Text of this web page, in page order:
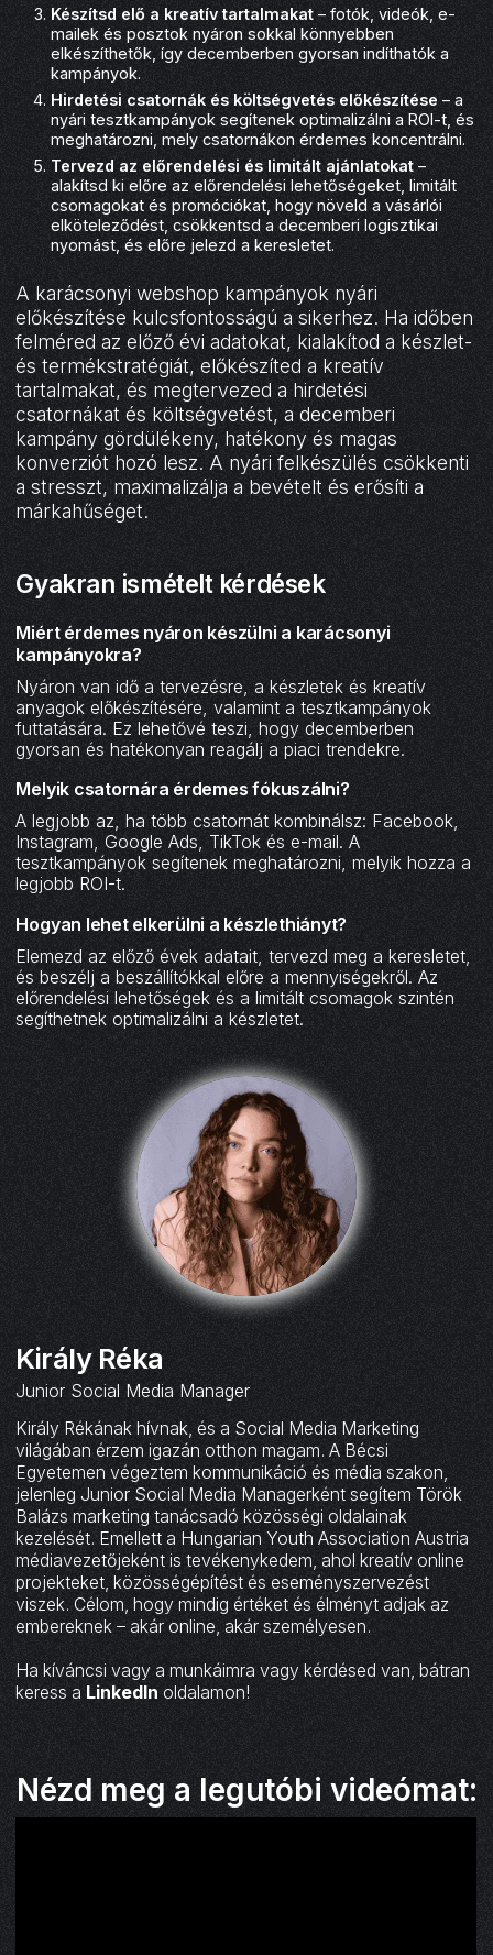
Készítsd elő a kreatív tartalmakat – fotók, videók, e-
mailek és posztok nyáron sokkal könnyebben
elkészíthetők, így decemberben gyorsan indíthatók a
kampányok.
Hirdetési csatornák és költségvetés előkészítése – a
nyári tesztkampányok segítenek optimalizálni a ROI-t, és
meghatározni, mely csatornákon érdemes koncentrálni.
Tervezd az előrendelési és limitált ajánlatokat –
alakítsd ki előre az előrendelési lehetőségeket, limitált
csomagokat és promóciókat, hogy növeld a vásárlói
elköteleződést, csökkentsd a decemberi logisztikai
nyomást, és előre jelezd a keresletet.
A karácsonyi webshop kampányok nyári
előkészítése kulcsfontosságú a sikerhez. Ha időben
felméred az előző évi adatokat, kialakítod a készlet-
és termékstratégiát, előkészíted a kreatív
tartalmakat, és megtervezed a hirdetési
csatornákat és költségvetést, a decemberi
kampány gördülékeny, hatékony és magas
konverziót hozó lesz. A nyári felkészülés csökkenti
a stresszt, maximalizálja a bevételt és erősíti a
márkahűséget.
Gyakran ismételt kérdések
Miért érdemes nyáron készülni a karácsonyi
kampányokra?
Nyáron van idő a tervezésre, a készletek és kreatív
anyagok előkészítésére, valamint a tesztkampányok
futtatására. Ez lehetővé teszi, hogy decemberben
gyorsan és hatékonyan reagálj a piaci trendekre.
Melyik csatornára érdemes fókuszálni?
A legjobb az, ha több csatornát kombinálsz: Facebook,
Instagram, Google Ads, TikTok és e-mail. A
tesztkampányok segítenek meghatározni, melyik hozza a
legjobb ROI-t.
Hogyan lehet elkerülni a készlethiányt?
Elemezd az előző évek adatait, tervezd meg a keresletet,
és beszélj a beszállítókkal előre a mennyiségekről. Az
előrendelési lehetőségek és a limitált csomagok szintén
segíthetnek optimalizálni a készletet.
Király Réka
Junior Social Media Manager
Király Rékának hívnak, és a Social Media Marketing
világában érzem igazán otthon magam. A Bécsi
Egyetemen végeztem kommunikáció és média szakon,
jelenleg Junior Social Media Managerként segítem Török
Balázs marketing tanácsadó közösségi oldalainak
kezelését. Emellett a Hungarian Youth Association Austria
médiavezetőjeként is tevékenykedem, ahol kreatív online
projekteket, közösségépítést és eseményszervezést
viszek. Célom, hogy mindig értéket és élményt adjak az
embereknek – akár online, akár személyesen.
Ha kíváncsi vagy a munkáimra vagy kérdésed van, bátran
keress a LinkedInoldalamon!
Nézd meg a legutóbi videómat: